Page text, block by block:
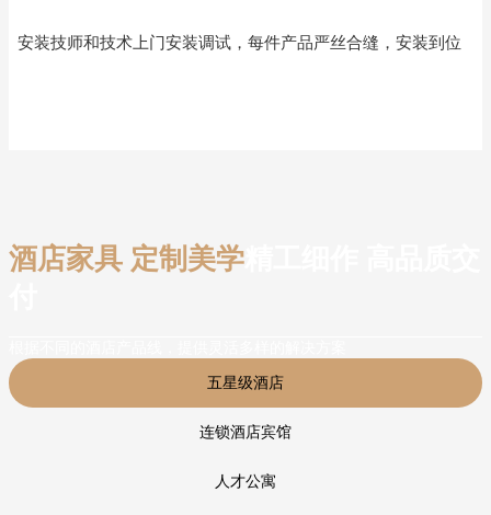
安装技师和技术上门安装调试，每件产品严丝合缝，安装到位
酒店家具 定制美学
五星级酒店
连锁酒店宾馆
人才公寓